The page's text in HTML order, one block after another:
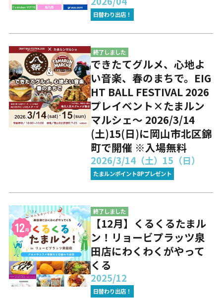
日替わり出店！
終了しました
できたてグルメ、心地よ
い音楽、春のまちで。EIG
HT BALL FESTIVAL 2026
プレイベント×たまルン
マルシェ～ 2026/3/14
(土)15(日)に岡山市北区錦
町で開催 ※入場無料
2026/3/14（土）15（日）
たまルンポイント8Pプレゼント
終了しました
【12月】くるくるたまル
ン！リョービプラッツ泉
田店にわくわくがやって
くる
2025/12
日替わり出店！